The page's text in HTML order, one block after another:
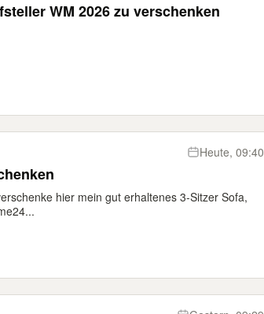
WM 2026 zu verschenken
Heute, 09:40
hier mein gut erhaltenes 3-Sitzer Sofa,